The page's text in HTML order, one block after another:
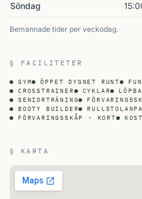
Söndag
Bemannade tider per veckodag.
§ FACILITETER
GYM ÖPPET DYGNET RUNT
CROSSTRAINER
CYKLAR
SENIORTRÄNING
BOOTY BUILDER
FÖRVARINGSSKÅP - KORT
§ KARTA